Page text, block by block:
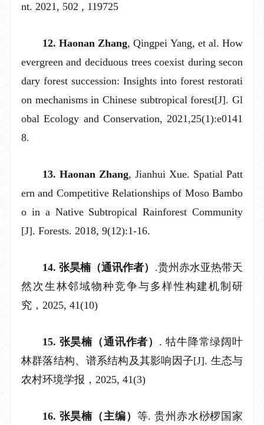
nt. 2021, 502 , 119725
12. Haonan Zhang, Qingpei Yang, et al.How
evergreen and deciduous trees coexist during secon
dary forest succession: Insights into forest restorati
on mechanisms in Chinese subtropical forest[J]. Gl
obal Ecology and Conservation, 2021,25(1):e0141
8.
13. Haonan Zhang, Jianhui Xue. Spatial Patt
ern and Competitive Relationships of Moso Bambo
o in a Native Subtropical Rainforest Community
[J]. Forests. 2018, 9(12):1-16.
14. 张昊楠（通讯作者） .贵州赤水亚热带天
然次生林邻域物种竞争与多样性构建机制研
究， 2025, 41(10)
15. 张昊楠 （通讯作者） .牯牛降常绿阔叶
林群落结构、谱系结构及其影响因子[J]. 生态与
农村环境学报，2025, 41(3)
16. 张昊楠（主编） 等. 贵州赤水桫椤国家